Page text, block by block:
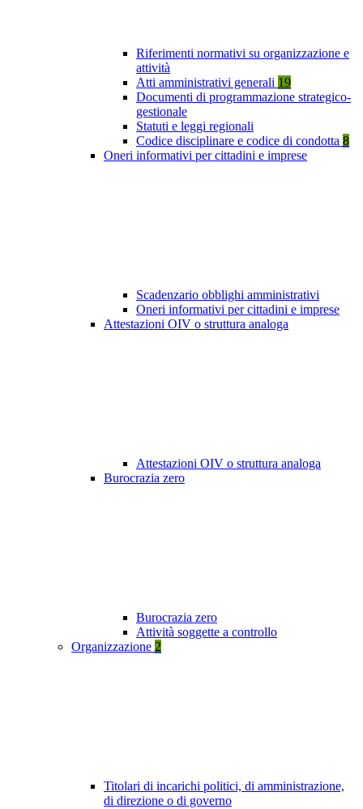
Riferimenti normativi su organizzazione e
attività
Atti amministrativi generali 19
Documenti di programmazione strategico-
gestionale
Statuti e leggi regionali
Codice disciplinare e codice di condotta 8
Oneri informativi per cittadini e imprese
Scadenzario obblighi amministrativi
Oneri informativi per cittadini e imprese
Attestazioni OIV o struttura analoga
Attestazioni OIV o struttura analoga
Burocrazia zero
Burocrazia zero
Attività soggette a controllo
Organizzazione 2
Titolari di incarichi politici, di amministrazione,
di direzione o di governo